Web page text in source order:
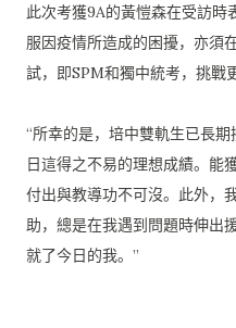
此次考獲9A的黃愷森在受訪時
服因疫情所造成的困擾， 亦須
試，即SPM和獨中統考， 挑戰
“所幸的是，培中雙軌生已長期
日這得之不易的理想成績。能
付出與教導功不可沒。此外，
助， 總是在我遇到問題時伸出
就了今日的我。”